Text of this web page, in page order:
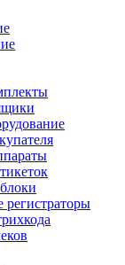
Петербурге